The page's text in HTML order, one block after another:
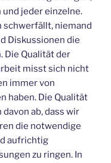
jeder einzelne.
schwerfällt, niemand
Diskussionen die
Die Qualität der
misst sich nicht
immer von
haben. Die Qualität
ab, dass wir
die notwendige
aufrichtig
zu ringen. In